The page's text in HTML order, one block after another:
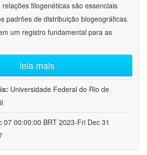
filogenéticas são essenciais
padrões de distribuição biogeográficas.
um registro fundamental para as
leia mais
Universidade Federal do Rio de
07 00:00:00 BRT 2023-Fri Dec 31